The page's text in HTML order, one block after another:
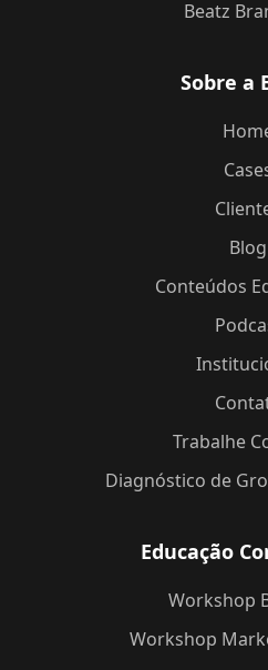
Beatz
Sobre a
Blog
Conteúdos
Trabalhe
Diagnóstico de
Educação
Workshop
Workshop